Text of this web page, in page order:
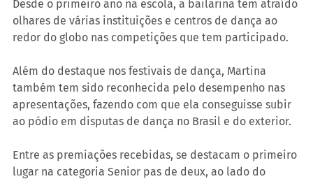
Desde o primeiro ano na escola, a bailarina tem atraído
olhares de várias instituições e centros de dança ao
redor do globo nas competições que tem participado.
Além do destaque nos festivais de dança, Martina
também tem sido reconhecida pelo desempenho nas
apresentações, fazendo com que ela conseguisse subir
ao pódio em disputas de dança no Brasil e do exterior.
Entre as premiações recebidas, se destacam o primeiro
lugar na categoria Senior pas de deux, ao lado do